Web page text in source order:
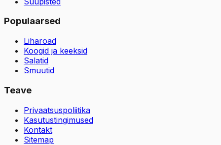
Populaarsed
Liharoad
Koogid ja keeksid
Salatid
Smuutid
Teave
Privaatsuspoliitika
Kasutustingimused
Kontakt
Sitemap